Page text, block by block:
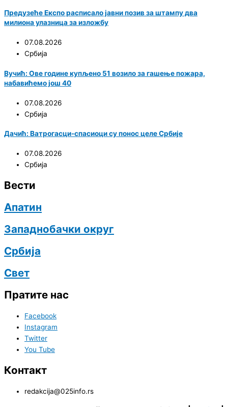
Предузеће Експо расписало јавни позив за штампу два
милиона улазница за изложбу
07.08.2026
Србија
Вучић: Ове године купљено 51 возило за гашење пожара,
набавићемо још 40
07.08.2026
Србија
Дачић: Ватрогасци-спасиоци су понос целе Србије
07.08.2026
Србија
Вести
Апатин
Западнобачки округ
Србија
Свет
Пратите нас
Facebook
Instagram
Twitter
You Tube
Контакт
redakcija@025info.rs